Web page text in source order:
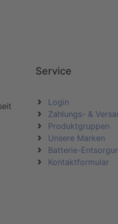
Service
Login
Zahlungs- &
Produktgruppen
Unsere Marken
Batterie-
Kontaktformular